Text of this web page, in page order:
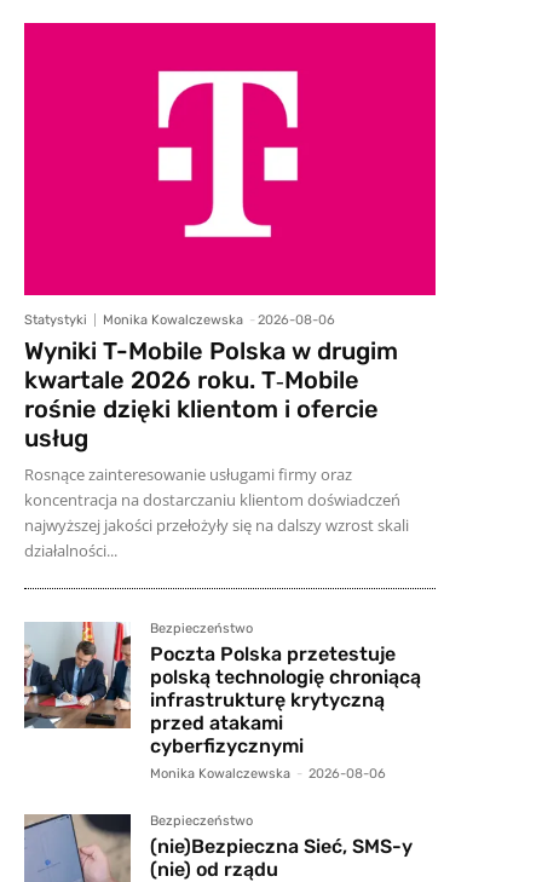
Statystyki Monika Kowalczewska - 2026-08-06
Wyniki T-Mobile Polska w drugim
kwartale 2026 roku. T‑Mobile
rośnie dzięki klientom i ofercie
usług
Rosnące zainteresowanie usługami firmy oraz
koncentracja na dostarczaniu klientom doświadczeń
najwyższej jakości przełożyły się na dalszy wzrost skali
działalności...
Bezpieczeństwo
Poczta Polska przetestuje
polską technologię chroniącą
infrastrukturę krytyczną
przed atakami
cyberfizycznymi
Monika Kowalczewska - 2026-08-06
Bezpieczeństwo
(nie)Bezpieczna Sieć, SMS-y
(nie) od rządu